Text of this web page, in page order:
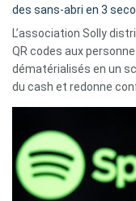
des sans-abri en 3
L’association Solly
QR codes aux
dématérialisés en un
du cash et redonne